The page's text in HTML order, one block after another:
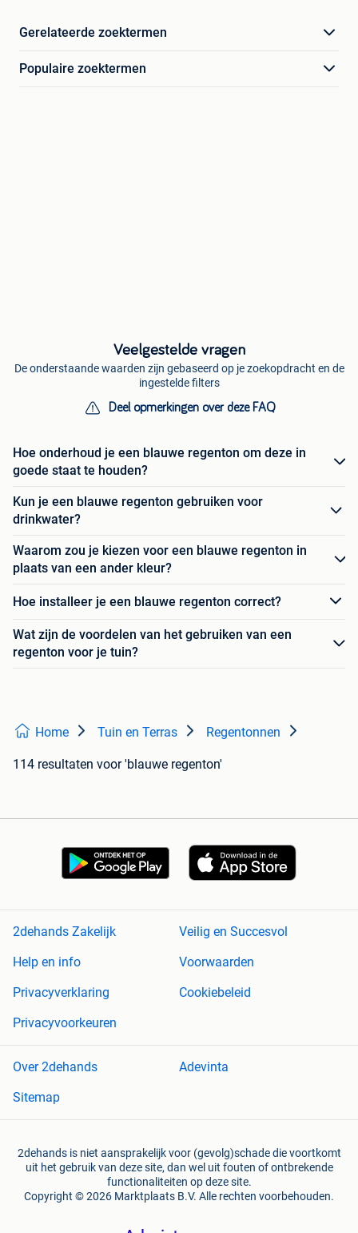
Gerelateerde zoektermen
Populaire zoektermen
Veelgestelde vragen
De onderstaande waarden zijn gebaseerd op je zoekopdracht en de
ingestelde filters
Deel opmerkingen over deze FAQ
Hoe onderhoud je een blauwe regenton om deze in
goede staat te houden?
Kun je een blauwe regenton gebruiken voor
drinkwater?
Waarom zou je kiezen voor een blauwe regenton in
plaats van een ander kleur?
Hoe installeer je een blauwe regenton correct?
Wat zijn de voordelen van het gebruiken van een
regenton voor je tuin?
Home Tuin en Terras Regentonnen
114 resultaten voor 'blauwe regenton'
2dehands Zakelijk
Veilig en Succesvol
Help en info
Voorwaarden
Privacyverklaring
Cookiebeleid
Privacyvoorkeuren
Over 2dehands
Adevinta
Sitemap
2dehands is niet aansprakelijk voor (gevolg)schade die voortkomt
uit het gebruik van deze site, dan wel uit fouten of ontbrekende
functionaliteiten op deze site.
Copyright © 2026 Marktplaats B.V. Alle rechten voorbehouden.